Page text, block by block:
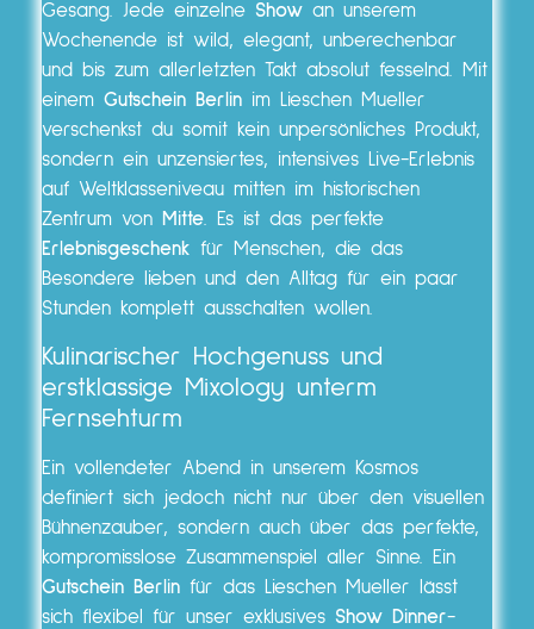
Gesang. Jede einzelne Show an unserem
Wochenende ist wild, elegant, unberechenbar
und bis zum allerletzten Takt absolut fesselnd. Mit
einem Gutschein Berlin im Lieschen Mueller
verschenkst du somit kein unpersönliches Produkt,
sondern ein unzensiertes, intensives Live-Erlebnis
auf Weltklasseniveau mitten im historischen
Zentrum von Mitte. Es ist das perfekte
Erlebnisgeschenk für Menschen, die das
Besondere lieben und den Alltag für ein paar
Stunden komplett ausschalten wollen.
Kulinarischer Hochgenuss und
erstklassige Mixology unterm
Fernsehturm
Ein vollendeter Abend in unserem Kosmos
definiert sich jedoch nicht nur über den visuellen
Bühnenzauber, sondern auch über das perfekte,
kompromisslose Zusammenspiel aller Sinne. Ein
Gutschein Berlin für das Lieschen Mueller lässt
sich flexibel für unser exklusives Show Dinner-